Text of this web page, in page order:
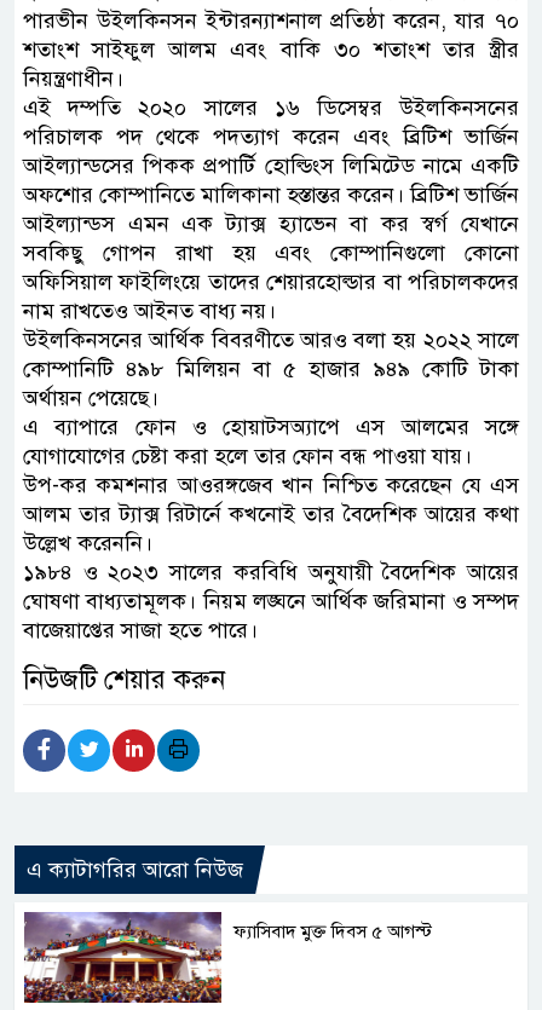
পারভীন উইলকিনসন ইন্টারন্যাশনাল প্রতিষ্ঠা করেন, যার ৭০
শতাংশ সাইফুল আলম এবং বাকি ৩০ শতাংশ তার স্ত্রীর
নিয়ন্ত্রণাধীন।
এই দম্পতি ২০২০ সালের ১৬ ডিসেম্বর উইলকিনসনের
পরিচালক পদ থেকে পদত্যাগ করেন এবং ব্রিটিশ ভার্জিন
আইল্যান্ডসের পিকক প্রপার্টি হোল্ডিংস লিমিটেড নামে একটি
অফশোর কোম্পানিতে মালিকানা হস্তান্তর করেন। ব্রিটিশ ভার্জিন
আইল্যান্ডস এমন এক ট্যাক্স হ্যাভেন বা কর স্বর্গ যেখানে
সবকিছু গোপন রাখা হয় এবং কোম্পানিগুলো কোনো
অফিসিয়াল ফাইলিংয়ে তাদের শেয়ারহোল্ডার বা পরিচালকদের
নাম রাখতেও আইনত বাধ্য নয়।
উইলকিনসনের আর্থিক বিবরণীতে আরও বলা হয় ২০২২ সালে
কোম্পানিটি ৪৯৮ মিলিয়ন বা ৫ হাজার ৯৪৯ কোটি টাকা
অর্থায়ন পেয়েছে।
এ ব্যাপারে ফোন ও হোয়াটসঅ্যাপে এস আলমের সঙ্গে
যোগাযোগের চেষ্টা করা হলে তার ফোন বন্ধ পাওয়া যায়।
উপ-কর কমশনার আওরঙ্গজেব খান নিশ্চিত করেছেন যে এস
আলম তার ট্যাক্স রিটার্নে কখনোই তার বৈদেশিক আয়ের কথা
উল্লেখ করেননি।
১৯৮৪ ও ২০২৩ সালের করবিধি অনুযায়ী বৈদেশিক আয়ের
ঘোষণা বাধ্যতামূলক। নিয়ম লঙ্ঘনে আর্থিক জরিমানা ও সম্পদ
বাজেয়াপ্তের সাজা হতে পারে।
নিউজটি শেয়ার করুন
এ ক্যাটাগরির আরো নিউজ
ফ্যাসিবাদ মুক্ত দিবস ৫ আগস্ট